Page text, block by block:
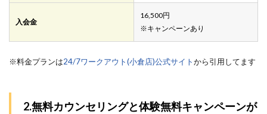
入会金
16,500円
※キャンペーンあり
※料金プランは24/7ワークアウト(小倉店)公式サイトから引用してます
2.無料カウンセリングと体験無料キャンペーンが